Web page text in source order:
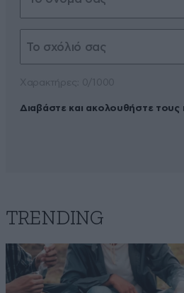
Διαβάστε και ακολουθήστε τους
TRENDING